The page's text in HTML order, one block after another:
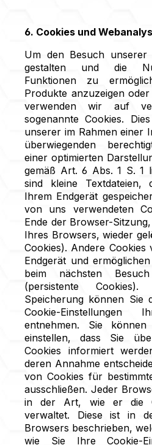
6. Cookies und
Um den Besuch unserer
gestalten und die
Funktionen zu
Produkte anzuzeigen
verwenden wir auf
sogenannte Cookies.
unserer im Rahmen einer
überwiegenden
einer optimierten
gemäß Art. 6 Abs. 1 S. 1
sind kleine Textdateien,
Ihrem Endgerät
von uns verwendeten
Ende der Browser-
Ihres Browsers, wieder
Cookies). Andere
Endgerät und
beim nächsten Besuch
(persistente
Speicherung können Sie
Cookie-Einstellungen
entnehmen. Sie
einstellen, dass Sie
Cookies informiert
deren Annahme
von Cookies für
ausschließen. Jeder
in der Art, wie er die
verwaltet. Diese ist in
Browsers beschrieben,
wie Sie Ihre Cookie-